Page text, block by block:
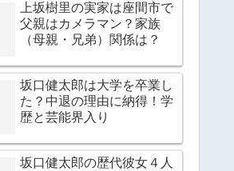
上坂樹里の実家は座間市で
父親はカメラマン？家族
（母親・兄弟）関係は？
坂口健太郎は大学を卒業し
た？中退の理由に納得！学
歴と芸能界入り
坂口健太郎の歴代彼女４人